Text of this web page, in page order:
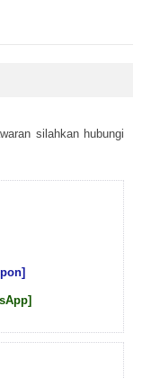
sіlаhkаn hubungі